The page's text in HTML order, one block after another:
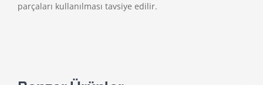
parçaları kullanılması tavsiye edilir.